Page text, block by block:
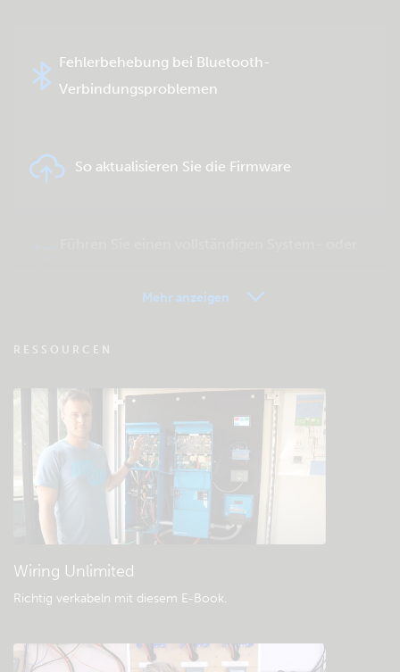
Fehlerbehebung bei Bluetooth-
Verbindungsproblemen
So aktualisieren Sie die Firmware
VRM - Fernüberwachung FAQ
Besuchen Sie die Wissensdatenbank der
Community
Allgemeine Downloads & Dokumentation
Mehr anzeigen
RESSOURCEN
Wiring Unlimited
Richtig verkabeln mit diesem E-Book.